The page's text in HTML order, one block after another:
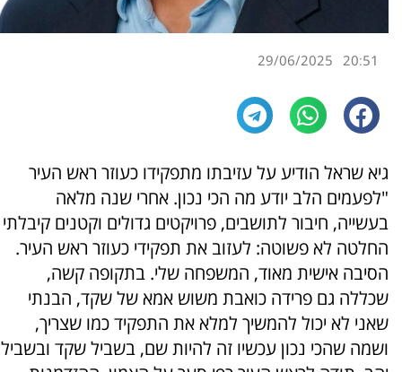
20:51
29/06/2025
גיא שראל הודיע על עזיבתו מתפקידו כעוזר ראש העיר
"לפעמים הלב יודע מה הכי נכון. אחרי שנה מלאה
בעשייה, חיבור לתושבים, פרויקטים גדולים וקטנים קיבלתי
החלטה לא פשוטה: לעזוב את תפקידי כעוזר ראש העיר.
הסיבה אישית מאוד, המשפחה שלי. בתקופה קשה,
שכללה גם פרידה כואבת משוש אמא של שקד, הבנתי
שאני לא יכול להמשיך למלא את התפקיד כמו שצריך,
ושמה שהכי נכון עכשיו זה להיות שם, בשביל שקד ובשביל